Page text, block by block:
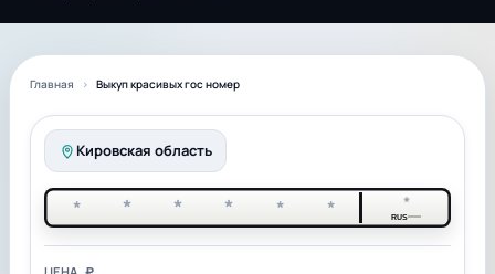
Главная Выкуп красивых гос номер
Кировская область
* * * * * * *
RUS